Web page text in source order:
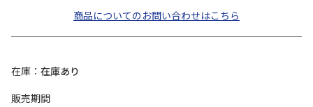
商品についてのお問い合わせはこちら
在庫
在庫あり
販売期間